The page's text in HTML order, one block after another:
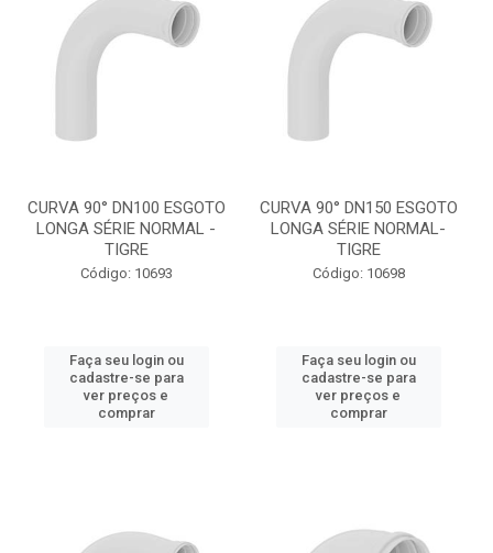
CURVA 90° DN100 ESGOTO
LONGA SÉRIE NORMAL -
TIGRE
Código: 10693
Faça seu login ou
cadastre-se para
ver preços e
comprar
CURVA 90° DN150 ESGOTO
LONGA SÉRIE NORMAL-
TIGRE
Código: 10698
Faça seu login ou
cadastre-se para
ver preços e
comprar